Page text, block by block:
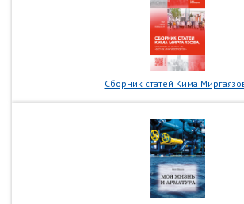
Сборник статей Кима